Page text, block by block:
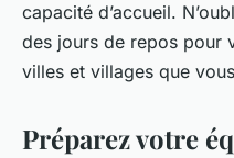
capacité d’accueil.
des jours de repos pour
villes et villages que
Préparez votre